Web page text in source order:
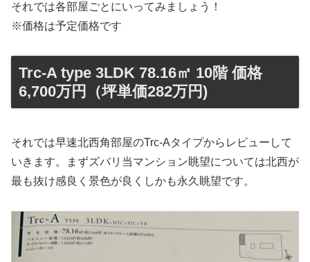
それでは各部屋ごとにいってみましょう！
※価格は予定価格です
Trc-A type 3LDK 78.16㎡ 10階 価格
6,700万円（坪単価282万円)
それでは早速北西角部屋のTrc-Aタイプからレビューして
いきます。まずズバリ当マンション眺望については北西が
最も抜け感良く景色が良くしかも永久眺望です。